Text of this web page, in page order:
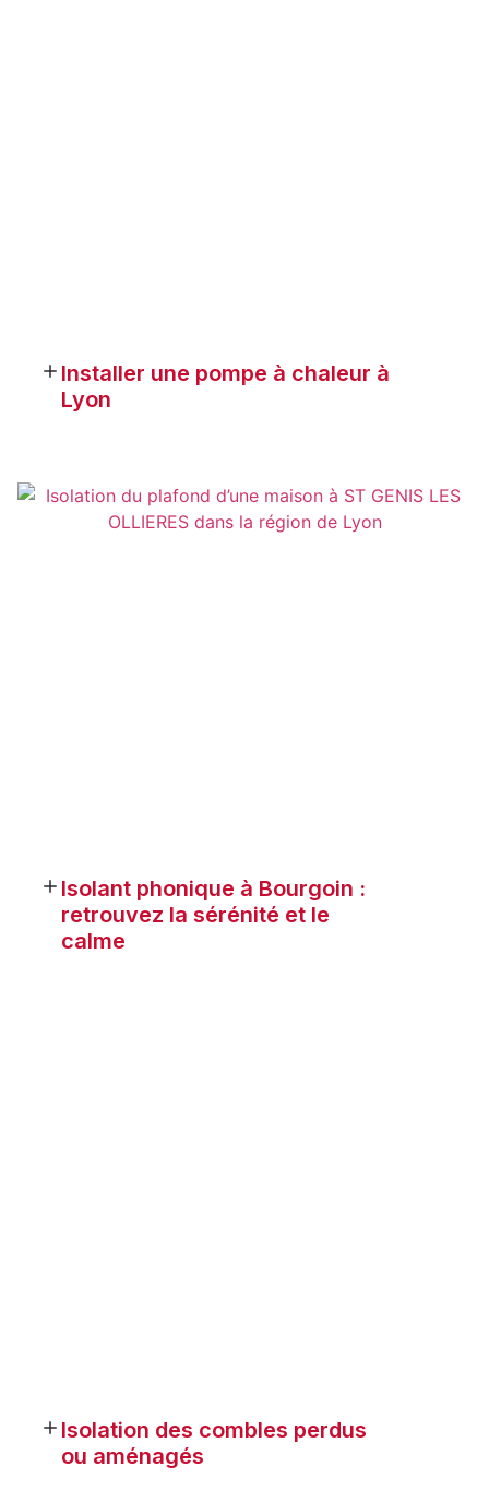
Installer une pompe à chaleur à
Lyon
Isolant phonique à Bourgoin :
retrouvez la sérénité et le
calme
Isolation des combles perdus
ou aménagés